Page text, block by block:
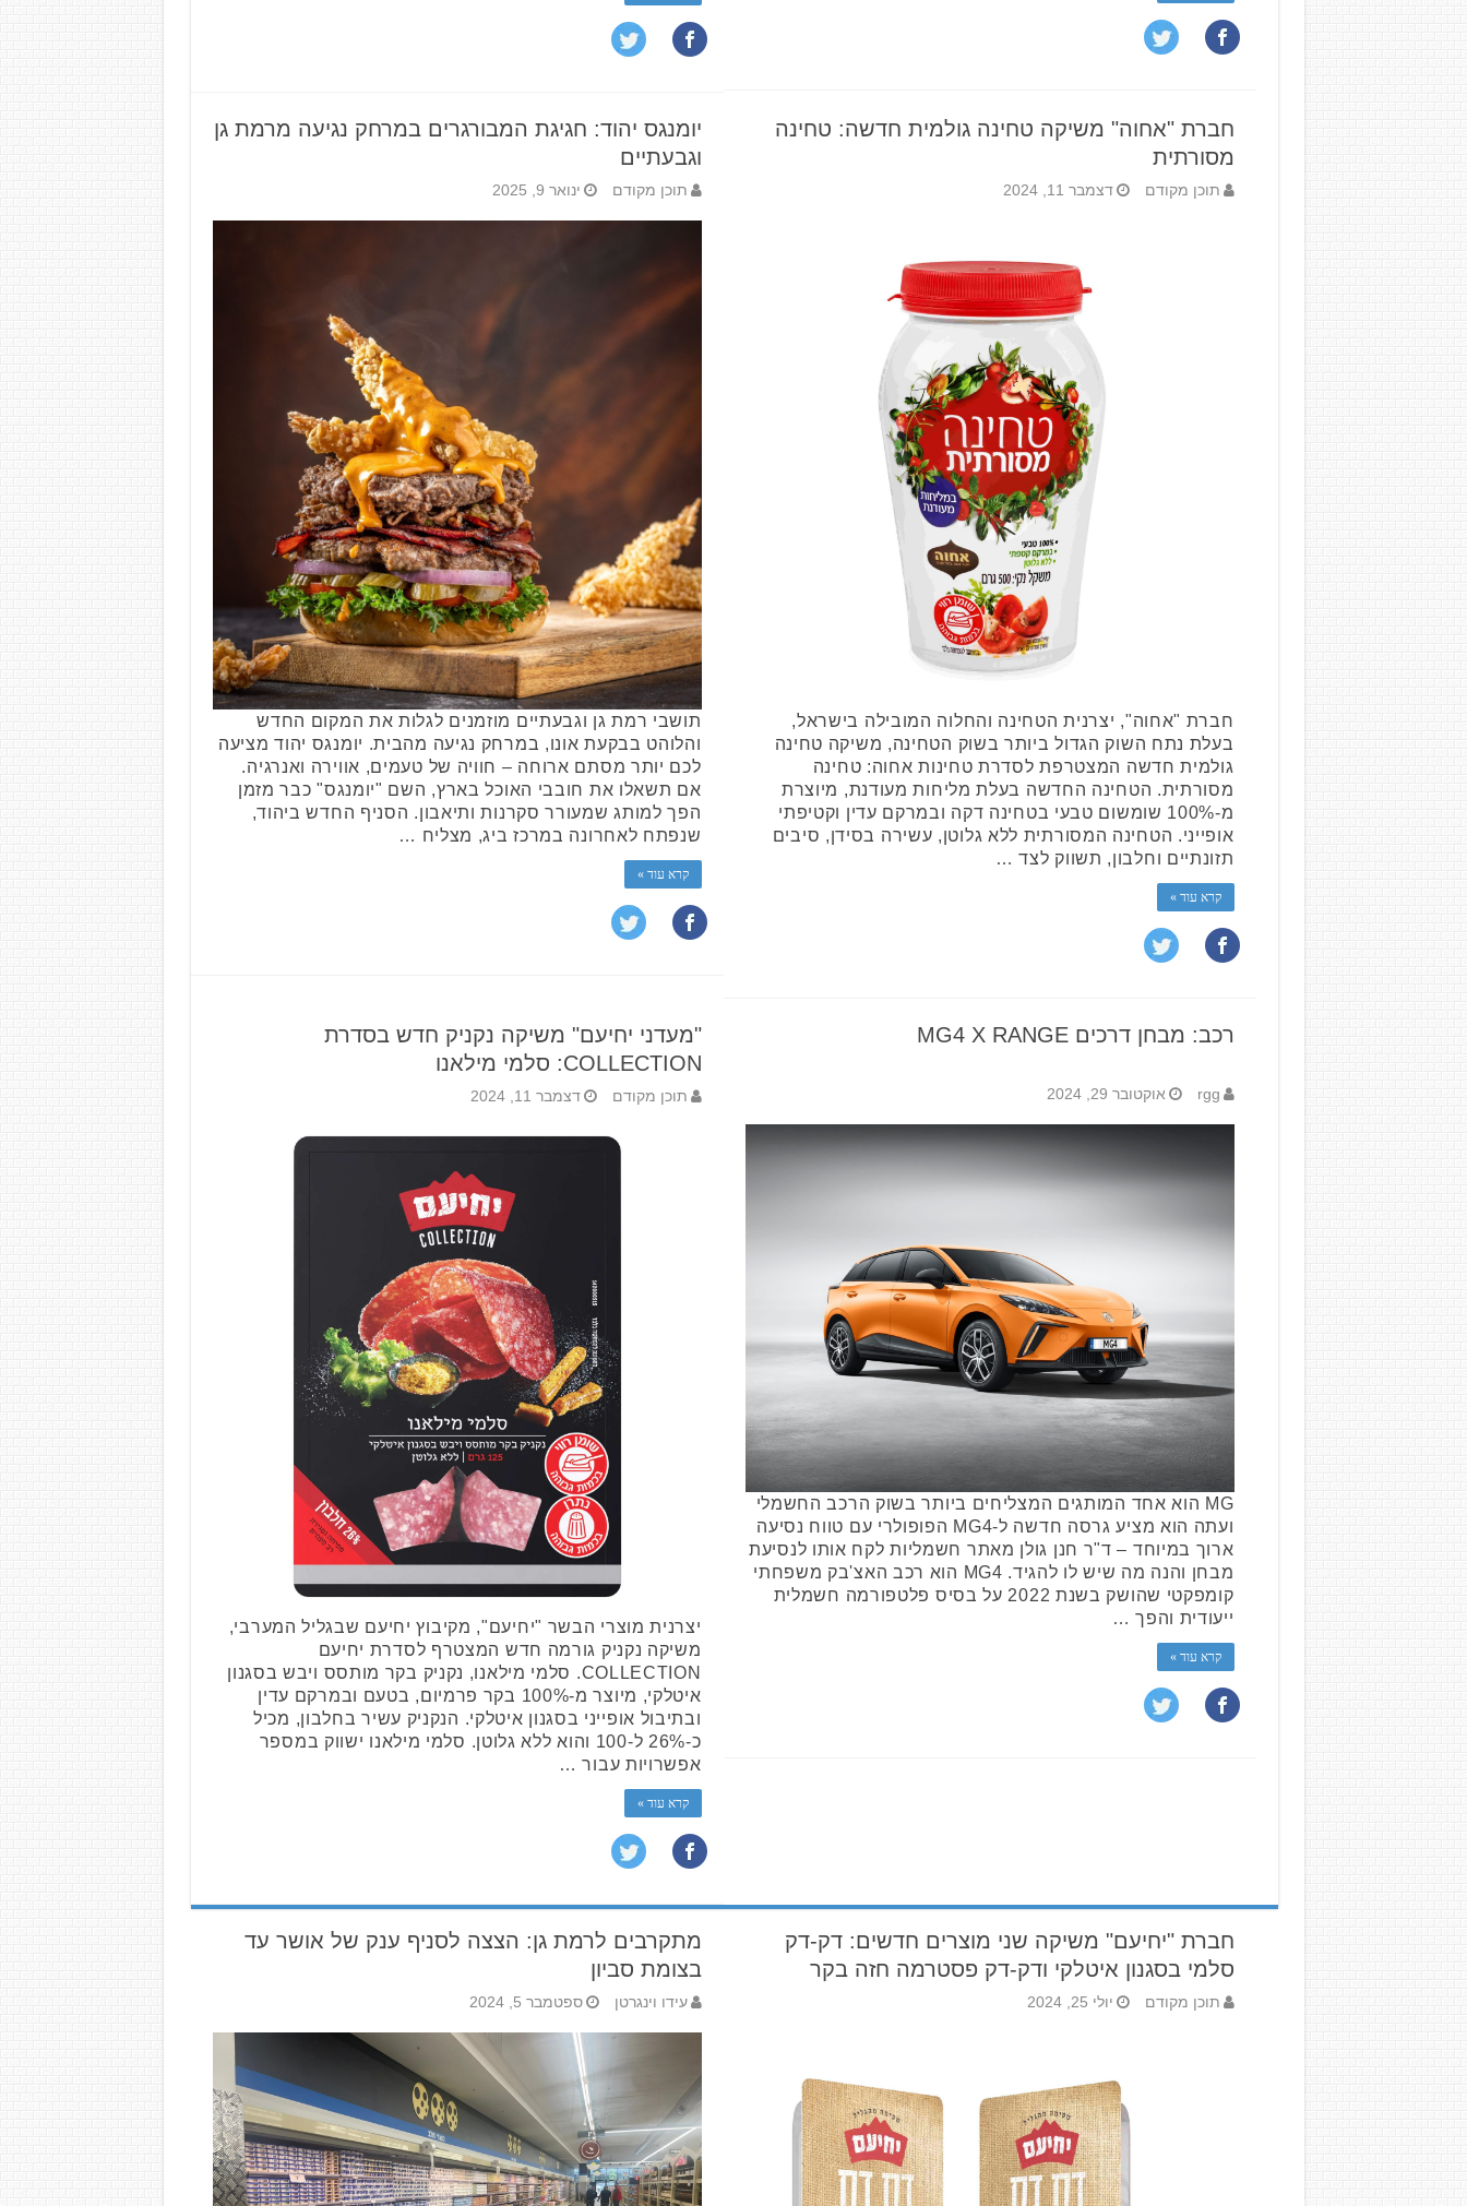
יומנגס יהוד: חגיגת המבורגרים במרחק נגיעה מרמת גן
וגבעתיים
תוכן מקודם ינואר 9, 2025
תושבי רמת גן וגבעתיים מוזמנים לגלות את המקום החדש
והלוהט בבקעת אונו, במרחק נגיעה מהבית. יומנגס יהוד מציעה
לכם יותר מסתם ארוחה – חוויה של טעמים, אווירה ואנרגיה.
אם תשאלו את חובבי האוכל בארץ, השם "יומנגס" כבר מזמן
הפך למותג שמעורר סקרנות ותיאבון. הסניף החדש ביהוד,
שנפתח לאחרונה במרכז ביג, מצליח …
קרא עוד »
חברת "אחוה" משיקה טחינה גולמית חדשה: טחינה
מסורתית
תוכן מקודם דצמבר 11, 2024
חברת "אחוה", יצרנית הטחינה והחלוה המובילה בישראל,
בעלת נתח השוק הגדול ביותר בשוק הטחינה, משיקה טחינה
גולמית חדשה המצטרפת לסדרת טחינות אחוה: טחינה
מסורתית. הטחינה החדשה בעלת מליחות מעודנת, מיוצרת
מ-100% שומשום טבעי בטחינה דקה ובמרקם עדין וקטיפתי
אופייני. הטחינה המסורתית ללא גלוטן, עשירה בסידן, סיבים
תזונתיים וחלבון, תשווק לצד …
קרא עוד »
"מעדני יחיעם" משיקה נקניק חדש בסדרת
COLLECTION: סלמי מילאנו
תוכן מקודם דצמבר 11, 2024
יצרנית מוצרי הבשר "יחיעם", מקיבוץ יחיעם שבגליל המערבי,
משיקה נקניק גורמה חדש המצטרף לסדרת יחיעם
COLLECTION. סלמי מילאנו, נקניק בקר מותסס ויבש בסגנון
איטלקי, מיוצר מ-100% בקר פרמיום, בטעם ובמרקם עדין
ובתיבול אופייני בסגנון איטלקי. הנקניק עשיר בחלבון, מכיל
כ-26% ל-100 והוא ללא גלוטן. סלמי מילאנו ישווק במספר
אפשרויות עבור …
קרא עוד »
רכב: מבחן דרכים MG4 X RANGE
rgg אוקטובר 29, 2024
MG הוא אחד המותגים המצליחים ביותר בשוק הרכב החשמלי
ועתה הוא מציע גרסה חדשה ל-MG4 הפופולרי עם טווח נסיעה
ארוך במיוחד – ד"ר חנן גולן מאתר חשמליות לקח אותו לנסיעת
מבחן והנה מה שיש לו להגיד. MG4 הוא רכב האצ'בק משפחתי
קומפקטי שהושק בשנת 2022 על בסיס פלטפורמה חשמלית
ייעודית והפך …
קרא עוד »
מתקרבים לרמת גן: הצצה לסניף ענק של אושר עד
בצומת סביון
עידו וינגרטן ספטמבר 5, 2024
חברת "יחיעם" משיקה שני מוצרים חדשים: דק-דק
סלמי בסגנון איטלקי ודק-דק פסטרמה חזה בקר
תוכן מקודם יולי 25, 2024